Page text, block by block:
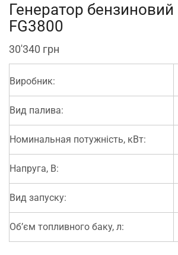
Генератор бензиновий
FG3800
30'340 грн
Виробник:
Вид палива:
Номинальная потужність, кВт:
Напруга, В:
Вид запуску:
Об’єм топливного баку, л: